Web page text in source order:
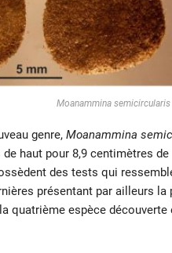
Moanammina semicircularis
genre, Moanammina
de haut pour 8,9 centimètres
des tests qui
présentant par ailleurs
quatrième espèce découverte